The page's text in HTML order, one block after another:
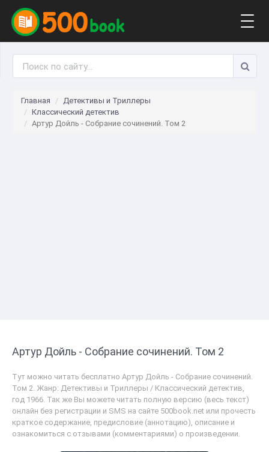
Главная
Детективы и Триллеры
Классический детектив
Артур Дойль - Собрание сочинений. Том 2
Артур Дойль - Собрание сочинений. Том 2
Тут можно читать бесплатно Артур Дойль - Собрание сочинений.
Том 2. Жанр: Детективы и Триллеры / Классический детектив,
год 1966. Так же Вы можете читать полную версию (весь текст)
онлайн без регистрации и SMS на сайте 500book.net или прочесть
краткое содержание, предисловие (аннотацию), описание и
ознакомиться с отзывами (комментариями) о произведении.